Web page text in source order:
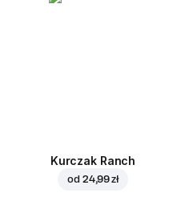
Kurczak Ranch
od 24,99 zł